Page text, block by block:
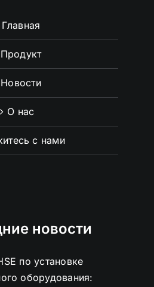
Главная
Продукт
Новости
О нас
с нами
новости
по установке
оборудования: